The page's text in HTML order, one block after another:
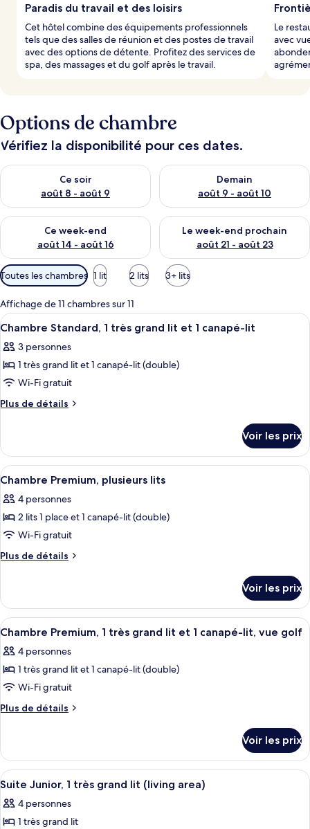
Paradis du travail et des loisirs
Cet hôtel combine des équipements professionnels
tels que des salles de réunion et des postes de travail
avec des options de détente. Profitez des services de
spa, des massages et du golf après le travail.
Le
avec
Options de chambre
Vérifiez la disponibilité pour ces dates.
Ce soir
août 8 - août 9
Vérifier la disponibilité pour ce soir août 8 - août 9
Demain
août 9 - août 10
Vérifier la disponibilité pour
Ce week-end
août 14 - août 16
Vérifier la disponibilité pour ce week-end août 14 - août 16
Le week-end prochain
août 21 - août 23
Vérifier la disponibilité pour
Filtres
disponibles
pour
les
chambres
Toutes les chambres 1 lit 2 lits 3+ lits
Affichage de 11 chambres sur 11
Afficher
toutes
les
photos
pour
ce
chambre :
Chambre
Standard,
très
grand
lit
et
lit
Literie de qualité supérieure,
11
Chambre Standard, 1 très grand lit et 1 canapé-lit
3 personnes
1 très grand lit et 1 canapé-lit (double)
Wi-Fi gratuit
Plus de détails
Plus
le
type
de
Chambre
Standard,
très
grand
lit
canapé-
Voir les prix
Afficher
toutes
les
photos
pour
ce
chambre :
Chambre
Premium,
plusieurs
lits
Literie de qualité supérieure,
17
Chambre Premium, plusieurs lits
4 personnes
2 lits 1 place et 1 canapé-lit (double)
Wi-Fi gratuit
Plus de détails
Plus
le
type
de
Chambre
Premium,
lits
Voir les prix
Afficher
toutes
les
photos
pour
ce
chambre :
Chambre
Premium,
très
Literie de qualité supérieure,
17
Chambre Premium, 1 très grand lit et 1 canapé-lit, vue golf
4 personnes
1 très grand lit et 1 canapé-lit (double)
Wi-Fi gratuit
Plus de détails
Plus
le
type
de
Chambre
Premium,
Voir les prix
Afficher
toutes
les
photos
Une chambre d’hôtel avec un
12
Suite Junior, 1 très grand lit (living area)
4 personnes
1 très grand lit